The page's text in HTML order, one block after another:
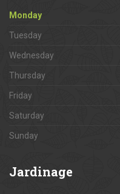
Monday
Tuesday
Wednesday
Thursday
Friday
Saturday
Sunday
Jardinage